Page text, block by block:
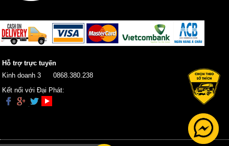
Hỗ trợ trực tuyến
Kinh doanh 3
0868.380.238
Kết nối với Đại Phát: